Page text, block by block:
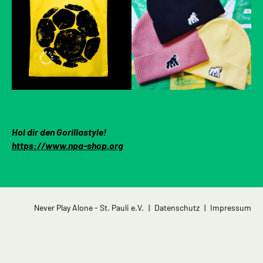
Hol dir den Gorillastyle!
https://www.npa-shop.org
Never Play Alone - St. Pauli e.V. Navigation
Datenschutz Impressum